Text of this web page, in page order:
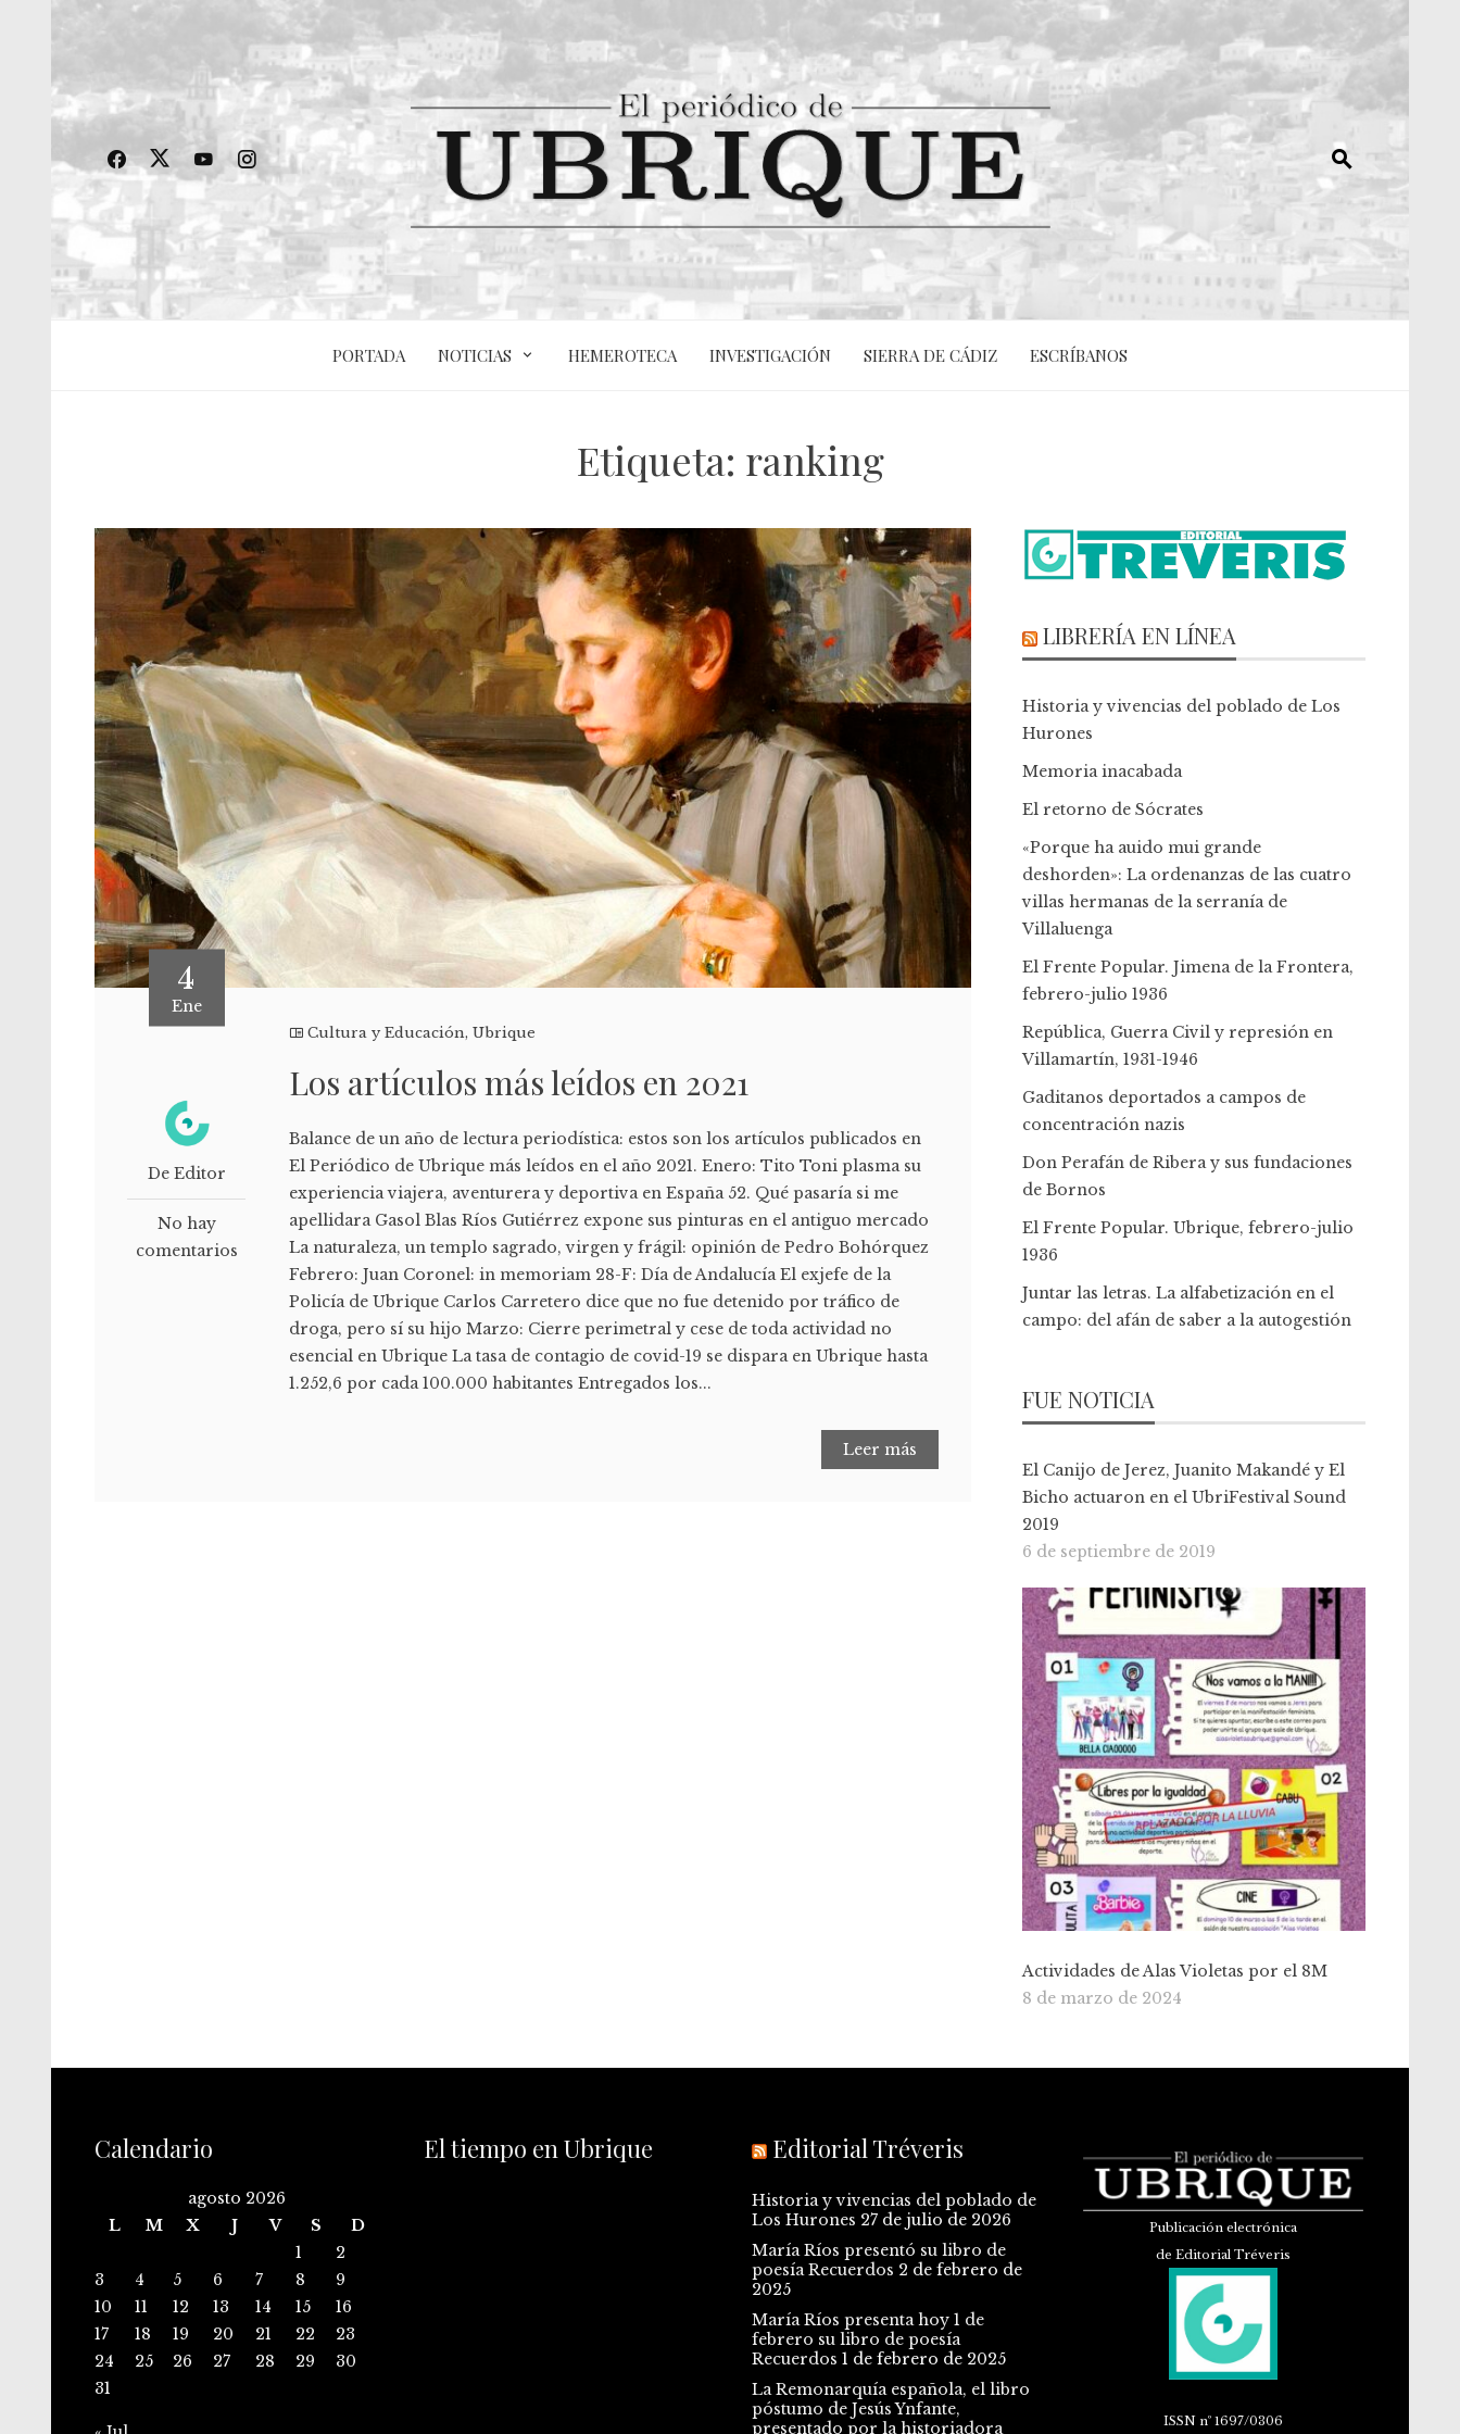
PORTADA NOTICIAS HEMEROTECA INVESTIGACIÓN SIERRA DE CÁDIZ ESCRÍBANOS
Etiqueta: ranking
4
Ene
De Editor
No hay
comentarios
Cultura y Educación,Ubrique
Los artículos más leídos en 2021
Balance de un año de lectura periodística: estos son los artículos publicados en
El Periódico de Ubrique más leídos en el año 2021. Enero: Tito Toni plasma su
experiencia viajera, aventurera y deportiva en España 52. Qué pasaría si me
apellidara Gasol Blas Ríos Gutiérrez expone sus pinturas en el antiguo mercado
La naturaleza, un templo sagrado, virgen y frágil: opinión de Pedro Bohórquez
Febrero: Juan Coronel: in memoriam 28-F: Día de Andalucía El exjefe de la
Policía de Ubrique Carlos Carretero dice que no fue detenido por tráfico de
droga, pero sí su hijo Marzo: Cierre perimetral y cese de toda actividad no
esencial en Ubrique La tasa de contagio de covid-19 se dispara en Ubrique hasta
1.252,6 por cada 100.000 habitantes Entregados los...
Leer más
LIBRERÍA EN LÍNEA
Historia y vivencias del poblado de Los
Hurones
Memoria inacabada
El retorno de Sócrates
«Porque ha auido mui grande
deshorden»: La ordenanzas de las cuatro
villas hermanas de la serranía de
Villaluenga
El Frente Popular. Jimena de la Frontera,
febrero-julio 1936
República, Guerra Civil y represión en
Villamartín, 1931-1946
Gaditanos deportados a campos de
concentración nazis
Don Perafán de Ribera y sus fundaciones
de Bornos
El Frente Popular. Ubrique, febrero-julio
1936
Juntar las letras. La alfabetización en el
campo: del afán de saber a la autogestión
FUE NOTICIA
El Canijo de Jerez, Juanito Makandé y El
Bicho actuaron en el UbriFestival Sound
2019
6 de septiembre de 2019
Actividades de Alas Violetas por el 8M
8 de marzo de 2024
Calendario
agosto 2026
L
M X J V S
D
1
2
3
4 5 6 7 8
9
10
11 12 13 14 15
16
17
18 19 20 21 22
23
24
25 26 27 28 29
30
31
El tiempo en Ubrique Editorial Tréveris
Historia y vivencias del poblado de
Los Hurones 27 de julio de 2026
María Ríos presentó su libro de
poesía Recuerdos 2 de febrero de
2025
María Ríos presenta hoy 1 de
febrero su libro de poesía
Recuerdos 1 de febrero de 2025
La Remonarquía española, el libro
póstumo de Jesús Ynfante,
presentado por la historiadora
Publicación electrónica
de Editorial Tréveris
ISSNnº 1697/0306